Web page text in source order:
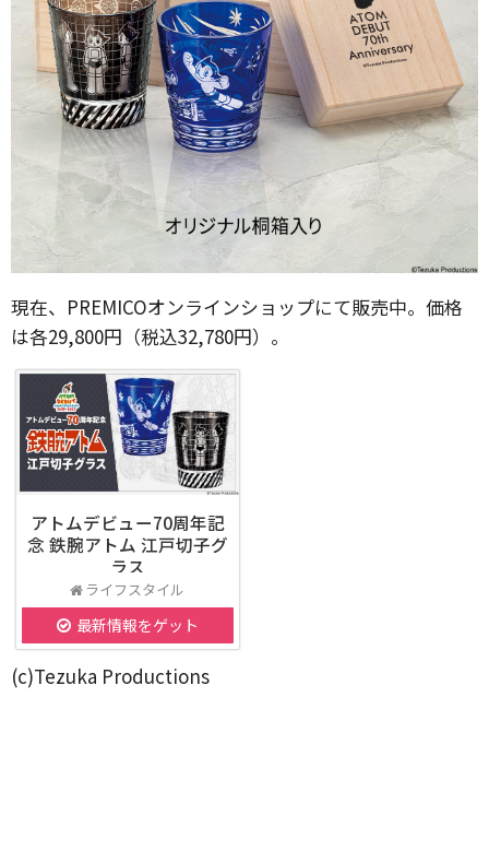
現在、PREMICOオンラインショップにて販売中。価格
は各29,800円（税込32,780円）。
アトムデビュー70周年記
念 鉄腕アトム 江戸切子グ
ラス
ライフスタイル
最新情報をゲット
(c)Tezuka Productions